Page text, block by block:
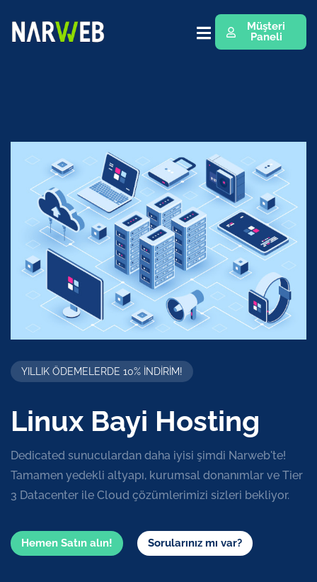
Müşteri
Paneli
YILLIK ÖDEMELERDE 10% INDIRIM!
Linux Bayi Hosting
Dedicated sunuculardan daha iyisi şimdi Narweb'te!
Tamamen yedekli altyapı, kurumsal donanımlar ve Tier
3 Datacenter ile Cloud çözümlerimizi sizleri bekliyor.
Hemen Satın alın! Sorularınız mı var?